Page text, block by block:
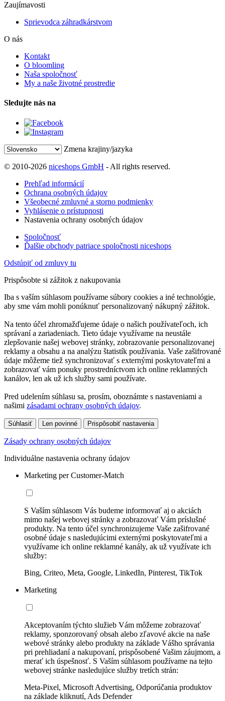
Zaujímavosti
Sprievodca záhradkárstvom
O nás
Kontakt
O bloomling
Naša spoločnosť
My a naše životné prostredie
Sledujte nás na
Zmena krajiny/jazyka
© 2010-2026 niceshops GmbH - All rights reserved.
Prehľad informácií
Ochrana osobných údajov
Všeobecné zmluvné a storno podmienky
Vyhlásenie o prístupnosti
Nastavenia ochrany osobných údajov
Spoločnosť
Ďalšie obchody patriace spoločnosti niceshops
Odstúpiť od zmluvy tu
Prispôsobte si zážitok z nakupovania
Iba s vaším súhlasom používame súbory cookies a iné technológie,
aby sme vám mohli ponúknuť personalizovaný nákupný zážitok.
Na tento účel zhromažďujeme údaje o našich používateľoch, ich
správaní a zariadeniach. Tieto údaje využívame na neustále
zlepšovanie našej webovej stránky, zobrazovanie personalizovanej
reklamy a obsahu a na analýzu štatistík používania. Vaše zašifrované
údaje môžeme tiež synchronizovať s externými poskytovateľmi a
zobrazovať vám ponuky prostredníctvom ich online reklamných
kanálov, len ak už ich služby sami používate.
Pred udelením súhlasu sa, prosím, oboznámte s nastaveniami a
našimi zásadami ochrany osobných údajov.
Súhlasiť Len povinné Prispôsobiť nastavenia
Zásady ochrany osobných údajov
Individuálne nastavenia ochrany údajov
Marketing per Customer-Match
S Vaším súhlasom Vás budeme informovať aj o akciách
mimo našej webovej stránky a zobrazovať Vám príslušné
produkty. Na tento účel synchronizujeme Vaše zašifrované
osobné údaje s nasledujúcimi externými poskytovateľmi a
využívame ich online reklamné kanály, ak už využívate ich
služby:
Bing, Criteo, Meta, Google, LinkedIn, Pinterest, TikTok
Marketing
Akceptovaním týchto služieb Vám môžeme zobrazovať
reklamy, sponzorovaný obsah alebo zľavové akcie na naše
webové stránky alebo produkty na základe Vášho správania
pri prehliadaní a nakupovaní, prispôsobené Vašim záujmom, a
merať ich úspešnosť. S Vaším súhlasom používame na tejto
webovej stránke nasledujúce služby tretích strán:
Meta-Pixel, Microsoft Advertising, Odporúčania produktov
na základe kliknutí, Ads Defender